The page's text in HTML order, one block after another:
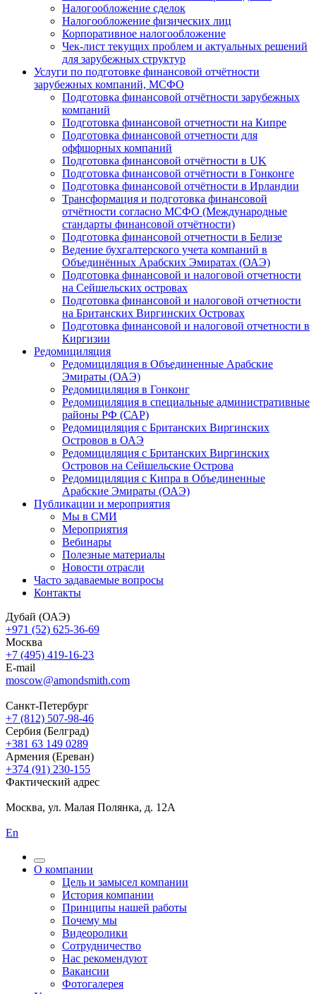
Налогообложение сделок
Налогообложение физических лиц
Корпоративное налогообложение
Чек-лист текущих проблем и актуальных решений
для зарубежных структур
Услуги по подготовке финансовой отчётности
зарубежных компаний, МСФО
Подготовка финансовой отчётности зарубежных
компаний
Подготовка финансовой отчетности на Кипре
Подготовка финансовой отчетности для
оффшорных компаний
Подготовка финансовой отчётности в UK
Подготовка финансовой отчётности в Гонконге
Подготовка финансовой отчётности в Ирландии
Трансформация и подготовка финансовой
отчётности согласно МСФО (Международные
стандарты финансовой отчётности)
Подготовка финансовой отчетности в Белизе
Ведение бухгалтерского учета компаний в
Объединённых Арабских Эмиратах (ОАЭ)
Подготовка финансовой и налоговой отчетности
на Сейшельских островах
Подготовка финансовой и налоговой отчетности
на Британских Виргинских Островах
Подготовка финансовой и налоговой отчетности в
Киргизии
Редомициляция
Редомициляция в Объединенные Арабские
Эмираты (ОАЭ)
Редомициляция в Гонконг
Редомициляция в специальные административные
районы РФ (САР)
Редомициляция с Британских Виргинских
Островов в ОАЭ
Редомициляция с Британских Виргинских
Островов на Сейшельские Острова
Редомициляция с Кипра в Объединенные
Арабские Эмираты (ОАЭ)
Публикации и мероприятия
Мы в СМИ
Мероприятия
Вебинары
Полезные материалы
Новости отрасли
Часто задаваемые вопросы
Контакты
Дубай (ОАЭ)
+971 (52) 625-36-69
Москва
+7 (495) 419-16-23
E-mail
moscow@amondsmith.com
Санкт-Петербург
+7 (812) 507-98-46
Сербия (Белград)
+381 63 149 0289
Армения (Ереван)
+374 (91) 230-155
Фактический адрес
Москва, ул. Малая Полянка, д. 12А
En
О компании
Цель и замысел компании
История компании
Принципы нашей работы
Почему мы
Видеоролики
Сотрудничество
Нас рекомендуют
Вакансии
Фотогалерея